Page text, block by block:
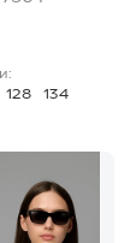
128
134